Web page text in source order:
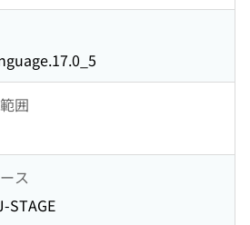
囲
ス
STAGE